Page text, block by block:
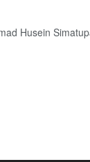
Husein